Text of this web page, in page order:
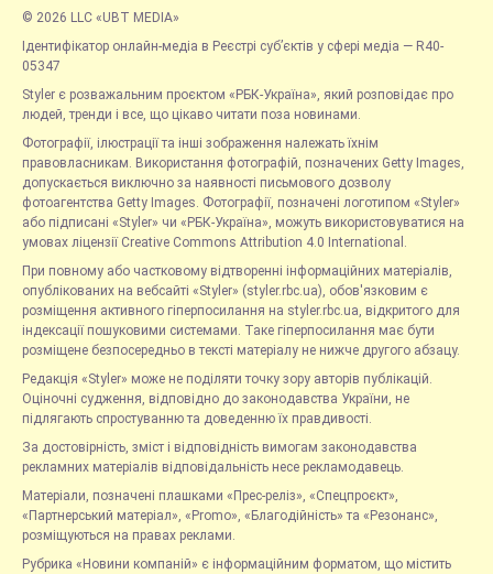
© 2026 LLC «UBT MEDIA»
Ідентифікатор онлайн-медіа в Реєстрі суб’єктів у сфері медіа — R40-
05347
Styler є розважальним проєктом «РБК-Україна», який розповідає про
людей, тренди і все, що цікаво читати поза новинами.
Фотографії, ілюстрації та інші зображення належать їхнім
правовласникам. Використання фотографій, позначених Getty Images,
допускається виключно за наявності письмового дозволу
фотоагентства Getty Images. Фотографії, позначені логотипом «Styler»
або підписані «Styler» чи «РБК-Україна», можуть використовуватися на
умовах ліцензії Creative Commons Attribution 4.0 International.
При повному або частковому відтворенні інформаційних матеріалів,
опублікованих на вебсайті «Styler» (styler.rbc.ua), обов'язковим є
розміщення активного гіперпосилання на styler.rbc.ua, відкритого для
індексації пошуковими системами. Таке гіперпосилання має бути
розміщене безпосередньо в тексті матеріалу не нижче другого абзацу.
Редакція «Styler» може не поділяти точку зору авторів публікацій.
Оціночні судження, відповідно до законодавства України, не
підлягають спростуванню та доведенню їх правдивості.
За достовірність, зміст і відповідність вимогам законодавства
рекламних матеріалів відповідальність несе рекламодавець.
Матеріали, позначені плашками «Прес-реліз», «Спецпроєкт»,
«Партнерський матеріал», «Promo», «Благодійність» та «Резонанс»,
розміщуються на правах реклами.
Рубрика «Новини компаній» є інформаційним форматом, що містить